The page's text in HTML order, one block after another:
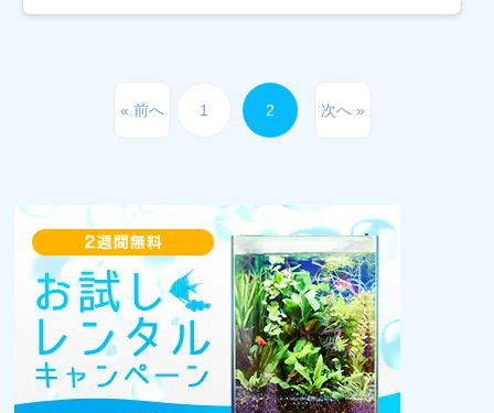
の有無などによって特徴などが異なります。 今
« 前へ 1 2 次へ »